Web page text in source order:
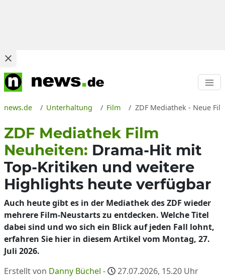
news.de Unterhaltung Film ZDF Mediathek - Neue
ZDF Mediathek Film
Neuheiten: Drama-Hit mit
Top-Kritiken und weitere
Highlights heute verfügbar
Auch heute gibt es in der Mediathek des ZDF wieder
mehrere Film-Neustarts zu entdecken. Welche Titel
dabei sind und wo sich ein Blick auf jeden Fall lohnt,
erfahren Sie hier in diesem Artikel vom Montag, 27.
Juli 2026.
Erstellt von Danny Büchel - 27.07.2026, 15.20 Uhr